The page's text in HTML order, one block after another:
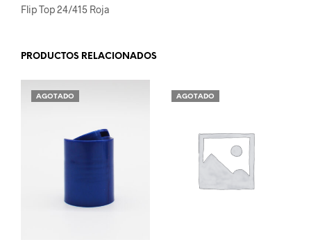
Flip Top 24/415 Roja
PRODUCTOS RELACIONADOS
AGOTADO AGOTADO